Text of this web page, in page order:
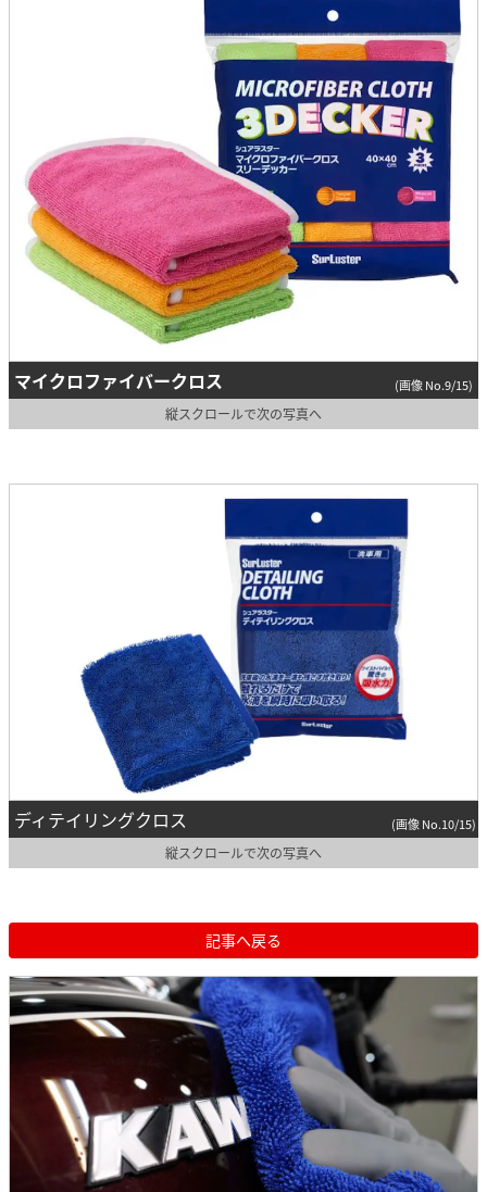
マイクロファイバークロス (画像 No.9/15)
縦スクロールで次の写真へ
ディテイリングクロス (画像 No.10/15)
縦スクロールで次の写真へ
記事へ戻る